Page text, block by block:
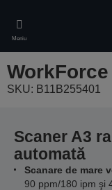
main
content
Meniu
WorkForce
SKU: B11B255401
Scaner A3
automată
Scanare de mare
90 ppm/180 ipm şi